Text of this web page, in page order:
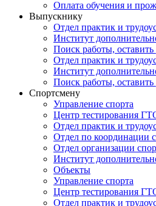
Оплата обучения и
Выпускнику
Отдел практик и
Институт
Поиск работы,
Отдел практик и
Институт
Поиск работы,
Спортсмену
Управление спорта
Центр тестирования
Отдел практик и
Отдел по координации
Отдел организации
Институт
Объекты
Управление спорта
Центр тестирования
Отдел практик и